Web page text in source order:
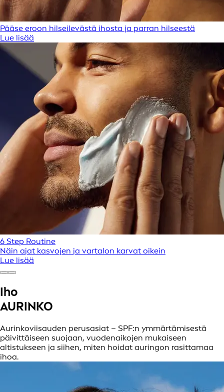
Pääse eroon hilseilevästä ihosta ja parran hilseestä
Lue lisää
6 Step Routine
Näin ajat kasvojen ja vartalon karvat oikein
Lue lisää
Iho
AURINKO
Aurinkoviisauden perusasiat – SPF:n ymmärtämisestä
päivittäiseen suojaan, vuodenaikojen mukaiseen
altistukseen ja siihen, miten hoidat auringon rasittamaa
ihoa.